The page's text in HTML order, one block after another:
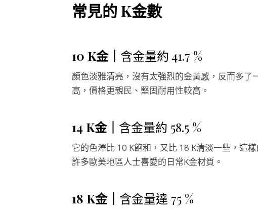
常見的 K金數
10 K金｜ 含金量約 41.7 %
顏色淡雅清亮，沒有太強烈的金黃感，反而多
高，價格更親民、堅固耐用性較高。
14 K金｜ 含金量約 58.5 %
它的色澤比 10 K飽和，又比 18 K清淡一些，這
許多歐美地區人士喜愛的日常K金材質。
18 K金｜ 含金量達 75 %